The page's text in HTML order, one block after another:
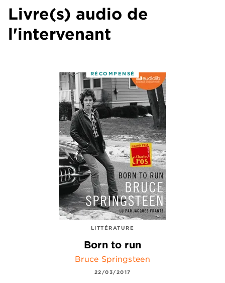
Livre(s) audio de
l'intervenant
RÉCOMPENSÉ
LITTÉRATURE
Born to run
Bruce Springsteen
22/03/2017